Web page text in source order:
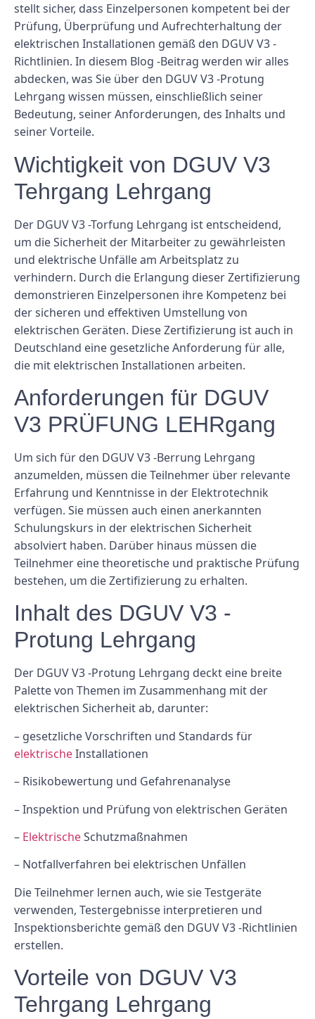
stellt sicher, dass Einzelpersonen kompetent bei der
Prüfung, Überprüfung und Aufrechterhaltung der
elektrischen Installationen gemäß den DGUV V3 -
Richtlinien. In diesem Blog -Beitrag werden wir alles
abdecken, was Sie über den DGUV V3 -Protung
Lehrgang wissen müssen, einschließlich seiner
Bedeutung, seiner Anforderungen, des Inhalts und
seiner Vorteile.
Wichtigkeit von DGUV V3
Tehrgang Lehrgang
Der DGUV V3 -Torfung Lehrgang ist entscheidend,
um die Sicherheit der Mitarbeiter zu gewährleisten
und elektrische Unfälle am Arbeitsplatz zu
verhindern. Durch die Erlangung dieser Zertifizierung
demonstrieren Einzelpersonen ihre Kompetenz bei
der sicheren und effektiven Umstellung von
elektrischen Geräten. Diese Zertifizierung ist auch in
Deutschland eine gesetzliche Anforderung für alle,
die mit elektrischen Installationen arbeiten.
Anforderungen für DGUV
V3 PRÜFUNG LEHRgang
Um sich für den DGUV V3 -Berrung Lehrgang
anzumelden, müssen die Teilnehmer über relevante
Erfahrung und Kenntnisse in der Elektrotechnik
verfügen. Sie müssen auch einen anerkannten
Schulungskurs in der elektrischen Sicherheit
absolviert haben. Darüber hinaus müssen die
Teilnehmer eine theoretische und praktische Prüfung
bestehen, um die Zertifizierung zu erhalten.
Inhalt des DGUV V3 -
Protung Lehrgang
Der DGUV V3 -Protung Lehrgang deckt eine breite
Palette von Themen im Zusammenhang mit der
elektrischen Sicherheit ab, darunter:
– gesetzliche Vorschriften und Standards für
elektrischeInstallationen
– Risikobewertung und Gefahrenanalyse
– Inspektion und Prüfung von elektrischen Geräten
– ElektrischeSchutzmaßnahmen
– Notfallverfahren bei elektrischen Unfällen
Die Teilnehmer lernen auch, wie sie Testgeräte
verwenden, Testergebnisse interpretieren und
Inspektionsberichte gemäß den DGUV V3 -Richtlinien
erstellen.
Vorteile von DGUV V3
Tehrgang Lehrgang